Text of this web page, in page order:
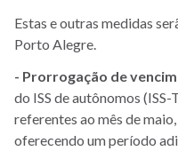
Estas e outras medidas
Porto Alegre.
- Prorrogação de
do ISS de autônomos
referentes ao mês de
oferecendo um período